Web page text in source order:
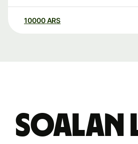
10000 ARS
Soalan